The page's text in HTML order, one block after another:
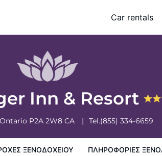
Car rentals
Inn & Resort
Ontario P2A 2W8 CA Tel.(855) 334-6659
ΞΕΝΟΔΟΧΕΙΟΥ ΠΛΗΡΟΦΟΡΊΕΣ
Πολιτικη ξενοδοχείων